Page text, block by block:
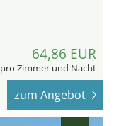
64,86 EUR
pro Zimmer und Nacht
zum Angebot